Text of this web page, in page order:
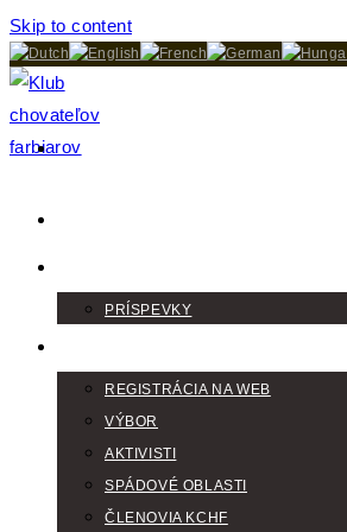
Skip to content
PRÍSPEVKY
REGISTRÁCIA NA WEB
VÝBOR
AKTIVISTI
SPÁDOVÉ OBLASTI
ČLENOVIA KCHF